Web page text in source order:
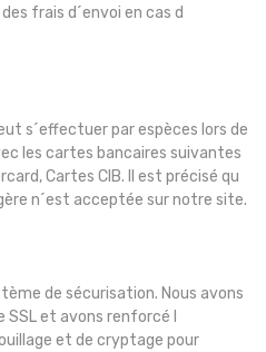
frais d´envoi en cas d
s´effectuer par espèces lors de
les cartes bancaires suivantes
Cartes CIB. Il est précisé qu
n´est acceptée sur notre site.
de sécurisation. Nous avons
et avons renforcé l
et de cryptage pour